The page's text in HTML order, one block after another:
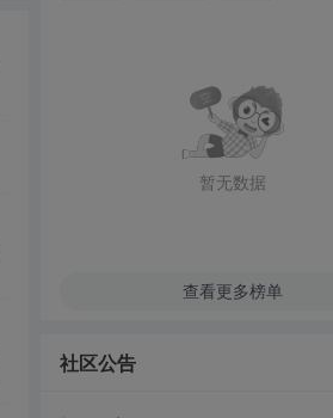
暂无数据
查看更多榜单
社区公告